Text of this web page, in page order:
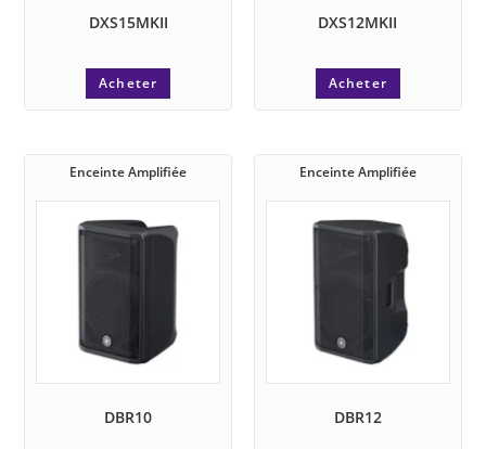
DXS15MKII
Acheter
DXS12MKII
Acheter
Enceinte Amplifiée
DBR10
Enceinte Amplifiée
DBR12